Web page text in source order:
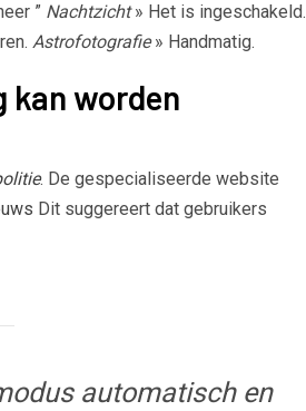
” Nachtzicht» Het is ingeschakeld.
Astrofotografie» Handmatig.
worden
. De gespecialiseerde website
Dit suggereert dat gebruikers
automatisch en